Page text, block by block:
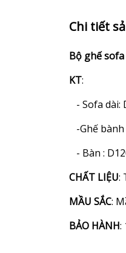
Chi tiết
Bộ ghế
KT:
- Sofa dài:
-Ghế bành
- Bàn :
CHẤT LIỆU:
MẦU SẮC:
BẢO HÀNH: